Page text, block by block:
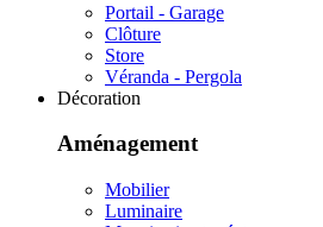
Portail - Garage
Clôture
Store
Véranda - Pergola
Décoration
Aménagement
Mobilier
Luminaire